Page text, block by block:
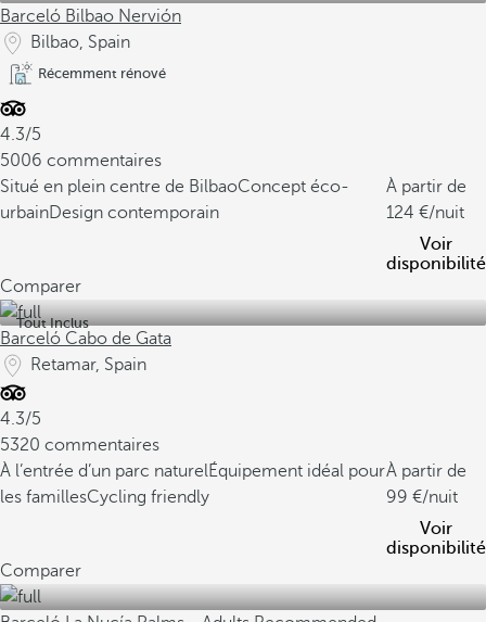
Barceló Bilbao Nervión
Bilbao, Spain
Récemment rénové
4.3/5
5006 commentaires
Situé en plein centre de BilbaoConcept éco-
urbainDesign contemporain
À partir de
124
/nuit
Voir
disponibilité
Comparer
Tout Inclus
Barceló Cabo de Gata
Retamar, Spain
4.3/5
5320 commentaires
À l’entrée d’un parc naturelÉquipement idéal pour
les famillesCycling friendly
À partir de
99
/nuit
Voir
disponibilité
Comparer